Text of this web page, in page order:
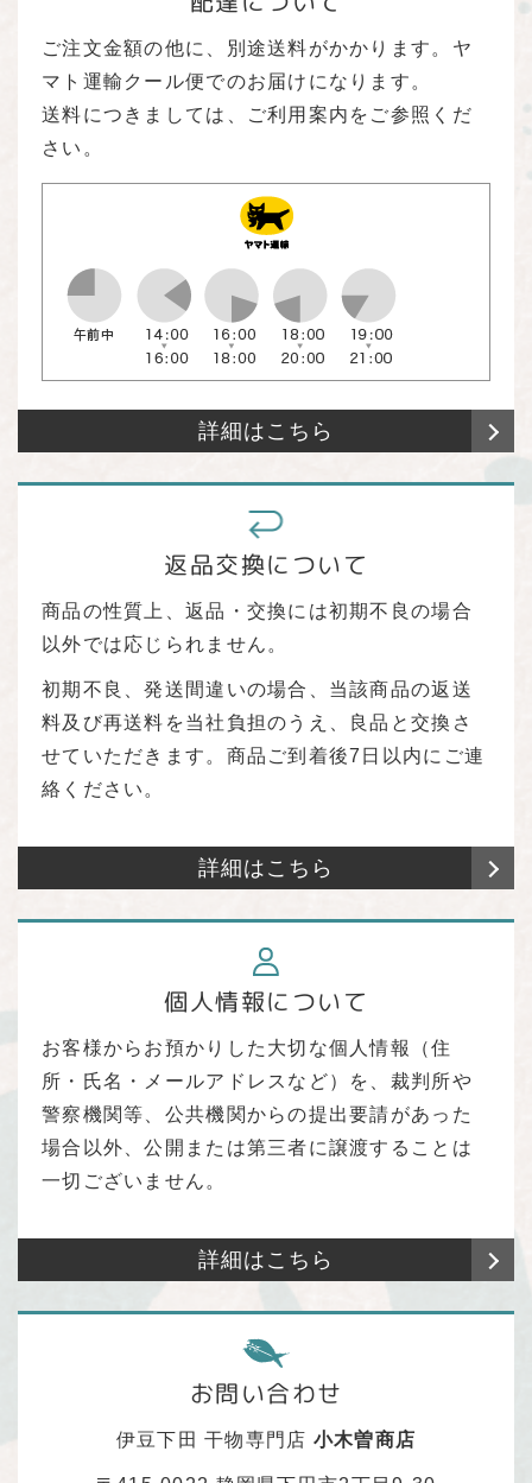
ご注文金額の他に、別途送料がかかります。ヤ
マト運輸クール便でのお届けになります。
送料につきましては、ご利用案内をご参照くだ
さい。
詳細はこちら
返品交換について
商品の性質上、返品・交換には初期不良の場合
以外では応じられません。
初期不良、発送間違いの場合、当該商品の返送
料及び再送料を当社負担のうえ、良品と交換さ
せていただきます。商品ご到着後7日以内にご連
絡ください。
詳細はこちら
個人情報について
お客様からお預かりした大切な個人情報（住
所・氏名・メールアドレスなど）を、裁判所や
警察機関等、公共機関からの提出要請があった
場合以外、公開または第三者に譲渡することは
一切ございません。
詳細はこちら
お問い合わせ
伊豆下田 干物専門店 小木曽商店